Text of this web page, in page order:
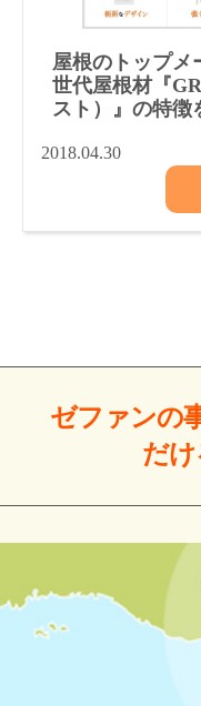
屋根のトップメ
世代屋根材『
スト）』の特徴
2018.04.30
ゼファンの
だけ